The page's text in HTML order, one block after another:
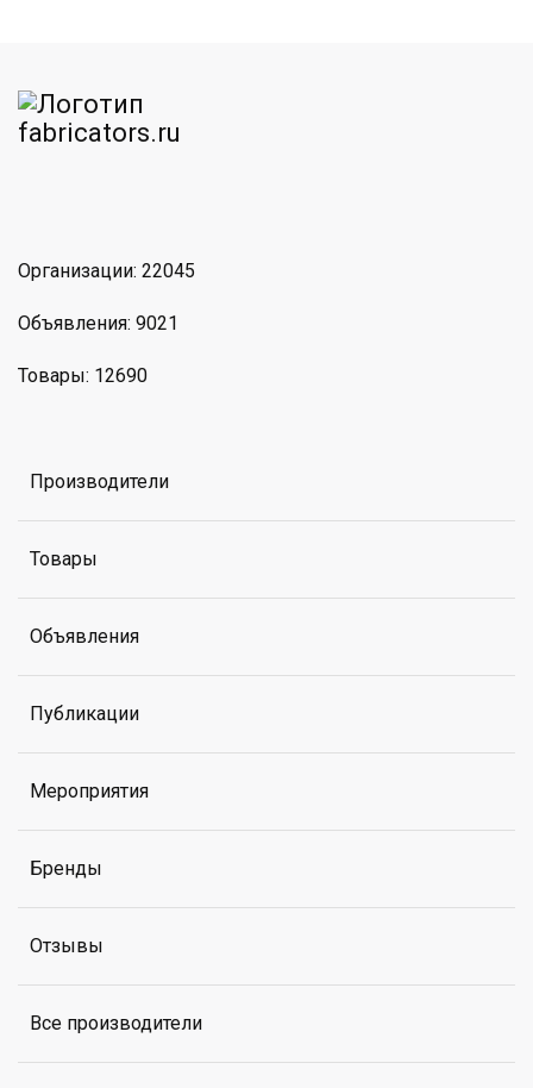
Организации: 22045
Объявления: 9021
Товары: 12690
Производители
Товары
Объявления
Публикации
Мероприятия
Бренды
Отзывы
Все производители